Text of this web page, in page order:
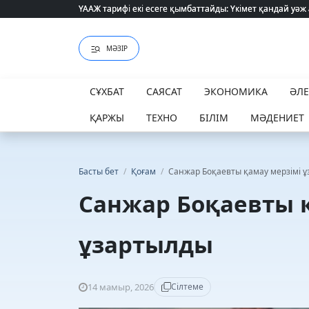
ҮААЖ тарифі екі есеге қымбаттайды: Үкімет қандай
ҮААЖ тарифі екі есеге қымбаттайды: Үкімет қандай
МӘЗІР
СҰХБАТ САЯСАТ ЭКОНОМИКА
ҚАРЖЫ
ТЕХНО БІЛІМ МӘДЕНИЕТ
Басты бет / Қоғам / Санжар Боқаевты қамау мерзімі
Санжар Боқаевты
ұзартылды
14 мамыр, 2026 Сілтеме